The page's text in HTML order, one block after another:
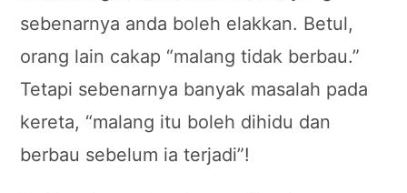
sebenarnya anda boleh elakkan. Betul,
orang lain cakap “malang tidak berbau.”
Tetapi sebenarnya banyak masalah pada
kereta, “malang itu boleh dihidu dan
berbau sebelum ia terjadi”!